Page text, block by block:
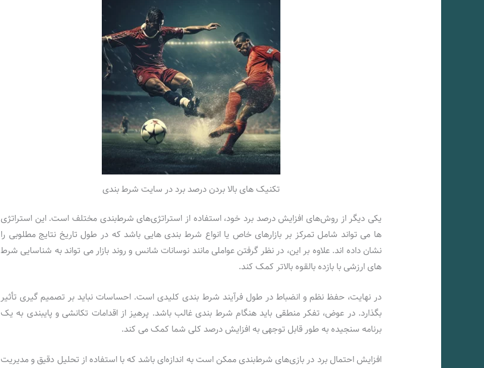
تکنیک های بالا بردن درصد برد در سایت شرط بندی
یکی دیگر از روش‌های افزایش درصد برد خود، استفاده از استراتژی‌های شرط‌بندی مختلف است. این استراتژی
ها می تواند شامل تمرکز بر بازارهای خاص یا انواع شرط بندی هایی باشد که در طول تاریخ نتایج مطلوبی را
نشان داده اند. علاوه بر این، در نظر گرفتن عواملی مانند نوسانات شانس و روند بازار می تواند به شناسایی شرط
های ارزشی با بازده بالقوه بالاتر کمک کند.
در نهایت، حفظ نظم و انضباط در طول فرآیند شرط بندی کلیدی است. احساسات نباید بر تصمیم گیری تأثیر
بگذارد. در عوض، تفکر منطقی باید هنگام شرط بندی غالب باشد. پرهیز از اقدامات تکانشی و پایبندی به یک
برنامه سنجیده به طور قابل توجهی به افزایش درصد کلی شما کمک می کند.
افزایش احتمال برد در بازی‌های شرط‌بندی ممکن است به اندازه‌ای باشد که با استفاده از تحلیل دقیق و مدیریت